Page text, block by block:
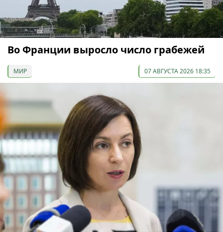
Во Франции выросло число грабежей
МИР 07 АВГУСТА 2026 18:35